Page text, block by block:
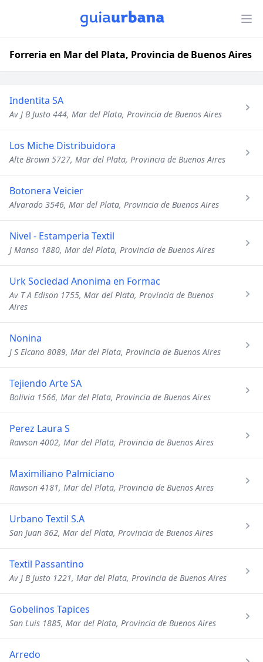
Forreria en Mar del Plata, Provincia de Buenos Aires
Indentita SA
Av J B Justo 444, Mar del Plata, Provincia de Buenos Aires
Los Miche Distribuidora
Alte Brown 5727, Mar del Plata, Provincia de Buenos Aires
Botonera Veicier
Alvarado 3546, Mar del Plata, Provincia de Buenos Aires
Nivel - Estamperia Textil
J Manso 1880, Mar del Plata, Provincia de Buenos Aires
Urk Sociedad Anonima en Formac
Av T A Edison 1755, Mar del Plata, Provincia de Buenos
Aires
Nonina
J S Elcano 8089, Mar del Plata, Provincia de Buenos Aires
Tejiendo Arte SA
Bolivia 1566, Mar del Plata, Provincia de Buenos Aires
Perez Laura S
Rawson 4002, Mar del Plata, Provincia de Buenos Aires
Maximiliano Palmiciano
Rawson 4181, Mar del Plata, Provincia de Buenos Aires
Urbano Textil S.A
San Juan 862, Mar del Plata, Provincia de Buenos Aires
Textil Passantino
Av J B Justo 1221, Mar del Plata, Provincia de Buenos Aires
Gobelinos Tapices
San Luis 1885, Mar del Plata, Provincia de Buenos Aires
Arredo